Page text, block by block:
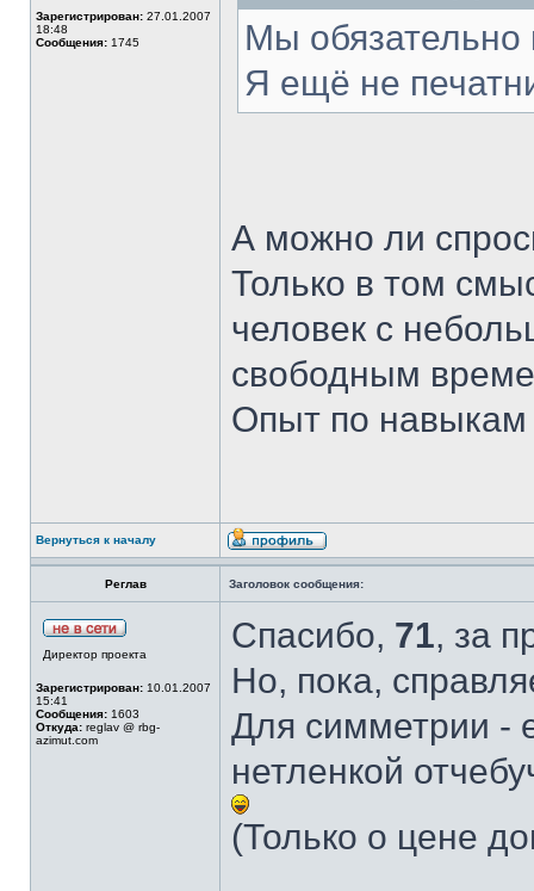
Зарегистрирован: 27.01.2007
18:48
Сообщения: 1745
Мы
Я ещё не
А можно ли
Только в том
человек с
свободным
Опыт по навыкам
Вернуться к началу
Реглав Заголовок сообщения:
Директор проекта
Зарегистрирован: 10.01.2007
15:41
Сообщения: 1603
Откуда: reglav @ rbg-
azimut.com
Спасибо, 71, за
Но, пока,
Для симметрии -
нетленкой
(Только о цене